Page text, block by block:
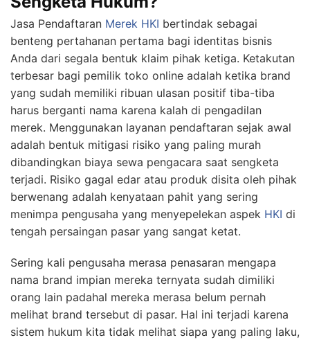
Jasa Pendaftaran Merek HKI bertindak sebagai
benteng pertahanan pertama bagi identitas bisnis
Anda dari segala bentuk klaim pihak ketiga. Ketakutan
terbesar bagi pemilik toko online adalah ketika brand
yang sudah memiliki ribuan ulasan positif tiba-tiba
harus berganti nama karena kalah di pengadilan
merek. Menggunakan layanan pendaftaran sejak awal
adalah bentuk mitigasi risiko yang paling murah
dibandingkan biaya sewa pengacara saat sengketa
terjadi. Risiko gagal edar atau produk disita oleh pihak
berwenang adalah kenyataan pahit yang sering
menimpa pengusaha yang menyepelekan aspek HKI di
tengah persaingan pasar yang sangat ketat.
Sering kali pengusaha merasa penasaran mengapa
nama brand impian mereka ternyata sudah dimiliki
orang lain padahal mereka merasa belum pernah
melihat brand tersebut di pasar. Hal ini terjadi karena
sistem hukum kita tidak melihat siapa yang paling laku,